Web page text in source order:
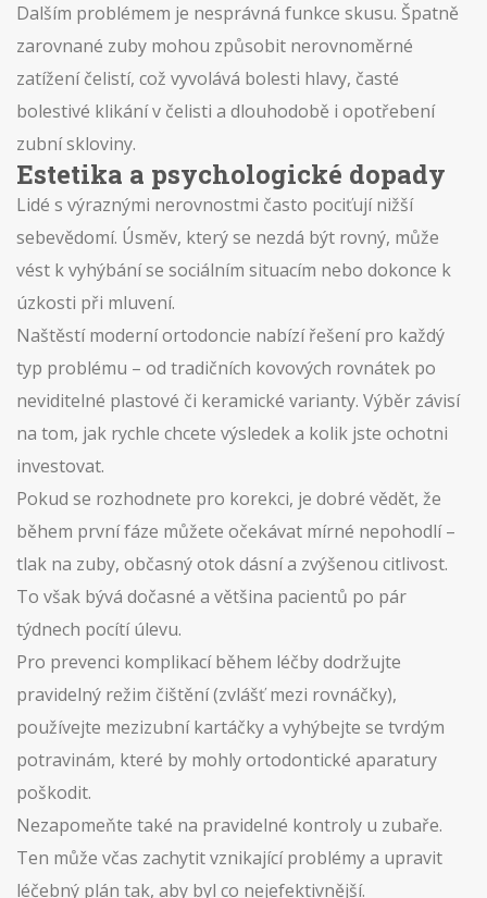
Dalším problémem je nesprávná funkce skusu. Špatně
zarovnané zuby mohou způsobit nerovnoměrné
zatížení čelistí, což vyvolává bolesti hlavy, časté
bolestivé klikání v čelisti a dlouhodobě i opotřebení
zubní skloviny.
Estetika a psychologické dopady
Lidé s výraznými nerovnostmi často pociťují nižší
sebevědomí. Úsměv, který se nezdá být rovný, může
vést k vyhýbání se sociálním situacím nebo dokonce k
úzkosti při mluvení.
Naštěstí moderní ortodoncie nabízí řešení pro každý
typ problému – od tradičních kovových rovnátek po
neviditelné plastové či keramické varianty. Výběr závisí
na tom, jak rychle chcete výsledek a kolik jste ochotni
investovat.
Pokud se rozhodnete pro korekci, je dobré vědět, že
během první fáze můžete očekávat mírné nepohodlí –
tlak na zuby, občasný otok dásní a zvýšenou citlivost.
To však bývá dočasné a většina pacientů po pár
týdnech pocítí úlevu.
Pro prevenci komplikací během léčby dodržujte
pravidelný režim čištění (zvlášť mezi rovnáčky),
používejte mezizubní kartáčky a vyhýbejte se tvrdým
potravinám, které by mohly ortodontické aparatury
poškodit.
Nezapomeňte také na pravidelné kontroly u zubaře.
Ten může včas zachytit vznikající problémy a upravit
léčebný plán tak, aby byl co nejefektivnější.